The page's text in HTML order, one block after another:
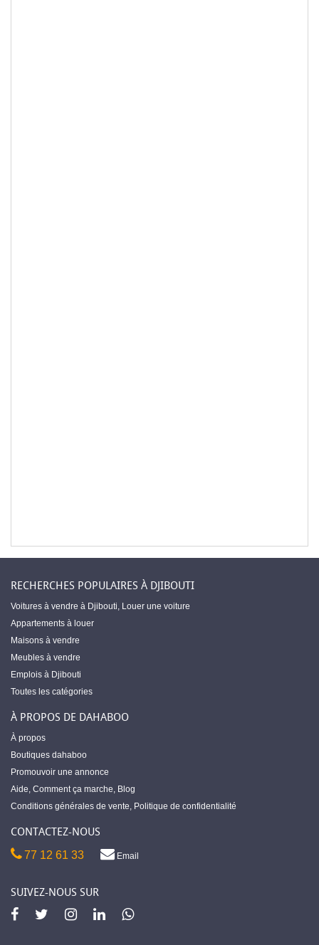
RECHERCHES POPULAIRES À DJIBOUTI
Voitures à vendre à Djibouti, Louer une voiture
Appartements à louer
Maisons à vendre
Meubles à vendre
Emplois à Djibouti
Toutes les catégories
À PROPOS DE DAHABOO
À propos
Boutiques dahaboo
Promouvoir une annonce
Aide, Comment ça marche, Blog
Conditions générales de vente, Politique de confidentialité
CONTACTEZ-NOUS
77 12 61 33 Email
SUIVEZ-NOUS SUR